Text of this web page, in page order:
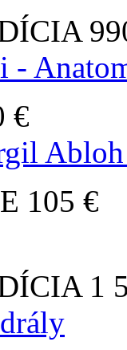
-
€
105 €
1